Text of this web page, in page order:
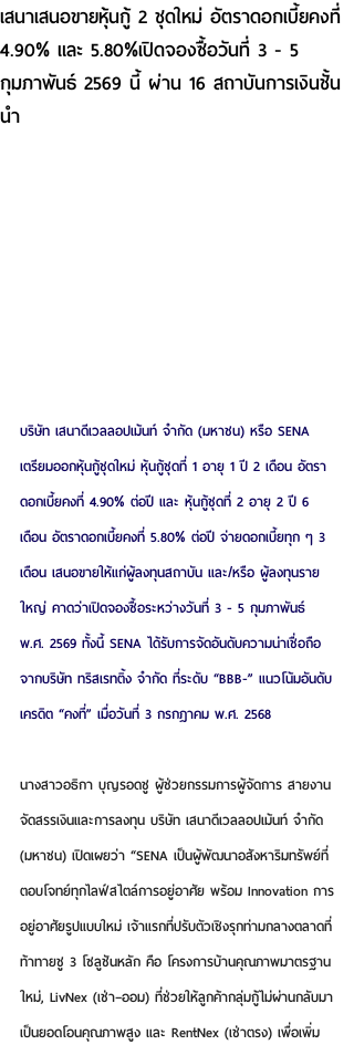
เสนาเสนอขายหุ้นกู้ 2 ชุดใหม่ อัตราดอกเบี้ยคงที่
4.90% และ 5.80%เปิดจองซื้อวันที่ 3 - 5
กุมภาพันธ์ 2569 นี้ ผ่าน 16 สถาบันการเงินชั้น
นำ
บริษัท เสนาดีเวลลอปเม้นท์ จำกัด (มหาชน) หรือ SENA
เตรียมออกหุ้นกู้ชุดใหม่ หุ้นกู้ชุดที่ 1 อายุ 1 ปี 2 เดือน อัตรา
ดอกเบี้ยคงที่ 4.90% ต่อปี และ หุ้นกู้ชุดที่ 2 อายุ 2 ปี 6
เดือน อัตราดอกเบี้ยคงที่ 5.80% ต่อปี จ่ายดอกเบี้ยทุก ๆ 3
เดือน เสนอขายให้แก่ผู้ลงทุนสถาบัน และ/หรือ ผู้ลงทุนราย
ใหญ่ คาดว่าเปิดจองซื้อระหว่างวันที่ 3 - 5 กุมภาพันธ์
พ.ศ. 2569 ทั้งนี้ SENA ได้รับการจัดอันดับความน่าเชื่อถือ
จากบริษัท ทริสเรทติ้ง จำกัด ที่ระดับ “BBB-” แนวโน้มอันดับ
เครดิต “คงที่” เมื่อวันที่ 3 กรกฎาคม พ.ศ. 2568
นางสาวอธิกา บุญรอดชู ผู้ช่วยกรรมการผู้จัดการ สายงาน
จัดสรรเงินและการลงทุน บริษัท เสนาดีเวลลอปเม้นท์ จำกัด
(มหาชน) เปิดเผยว่า “SENA เป็นผู้พัฒนาอสังหาริมทรัพย์ที่
ตอบโจทย์ทุกไลฟ์สไตล์การอยู่อาศัย พร้อม Innovation การ
อยู่อาศัยรูปแบบใหม่ เจ้าแรกที่ปรับตัวเชิงรุกท่ามกลางตลาดที่
ท้าทายชู 3 โซลูชันหลัก คือ โครงการบ้านคุณภาพมาตรฐาน
ใหม่, LivNex (เช่า–ออม) ที่ช่วยให้ลูกค้ากลุ่มกู้ไม่ผ่านกลับมา
เป็นยอดโอนคุณภาพสูง และ RentNex (เช่าตรง) เพื่อเพิ่ม